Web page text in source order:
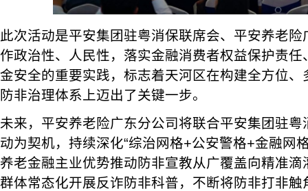
此次活动是平安集团驻粤消保联席会、平安养老
作政治性、人民性，落实金融消费者权益保护责
金安全的重要实践，标志着天河区在构建全方位
防非治理体系上迈出了关键一步。
未来，平安养老险广东分公司将联合平安集团驻
动为契机，持续深化“综治网格+公安警格+金融网
养老金融主业优势推动防非宣教从广覆盖向精准
群体常态化开展反诈防非科普，不断将防非打非